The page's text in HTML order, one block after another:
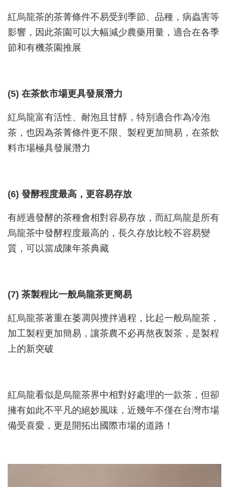
紅烏龍茶的茶菁條件不易受到季節、品種，病蟲害等
影響，因此茶園可以大幅減少農藥用量，適合在各季
節和有機茶園推展
(5) 在茶飲市場更具發展潛力
紅烏龍富有活性、耐泡且甘醇，特別適合作為冷泡
茶，也因為茶菁條件更不限、製程更加簡易，在茶飲
料市場極具發展潛力
(6) 發酵程度最高，更容易存放
有經過發酵的茶種會相對容易存放，而紅烏龍是所有
烏龍茶中發酵程度最高的，長久存放比較不容易變
質，可以當成陳年茶典藏
(7) 茶製程比一般烏龍茶更簡易
紅烏龍茶著重在萎凋與攪拌過程，比起一般烏龍茶，
加工製程更加簡易，讓茶農不必再熬夜製茶，是製程
上的新突破
紅烏龍看似是烏龍茶界中相對好處理的一款茶，但卻
擁有如此不平凡的絕妙風味，近幾年不僅在台灣市場
備受喜愛，更是開拓出國際市場的道路！